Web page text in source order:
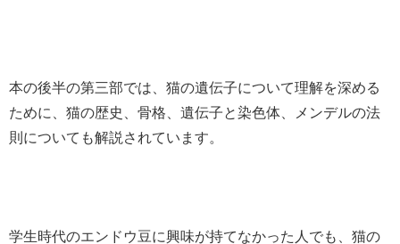
本の後半の第三部では、猫の遺伝子について理解を深める
ために、猫の歴史、骨格、遺伝子と染色体、メンデルの法
則についても解説されています。
学生時代のエンドウ豆に興味が持てなかった人でも、猫の